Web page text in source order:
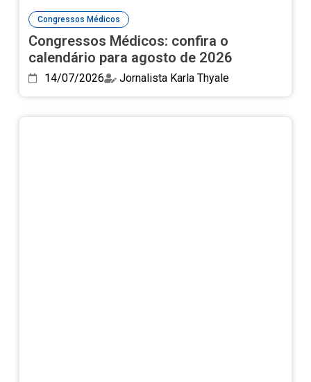
Congressos Médicos
Congressos Médicos: confira o
calendário para agosto de 2026
14/07/2026 Jornalista Karla Thyale